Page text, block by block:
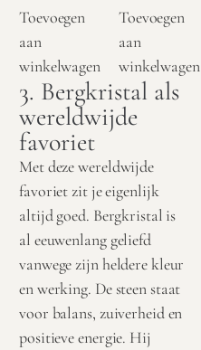
Toevoegen
aan
winkelwagen
Toevoegen
aan
winkelwagen
3. Bergkristal als
wereldwijde
favoriet
Met deze wereldwijde
favoriet zit je eigenlijk
altijd goed. Bergkristal is
al eeuwenlang geliefd
vanwege zijn heldere kleur
en werking. De steen staat
voor balans, zuiverheid en
positieve energie. Hij